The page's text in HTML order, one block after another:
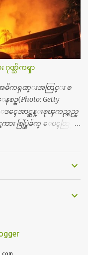
မိန္းမစိတ္ေပါက္မွန္း
ကို ေမာင္နွမ အားလံုး ၆
ေယာက္။ အစ္ကိုေတြက
အမေတြနဲ႔ဘဲ ေပါ
ာက္်ားဆုိ ေယာ
ေၾကာက္လည္း ေၾကာ
ယ္ေပါ့။ ေယာ
လည္း လုိက္စားေအာင္
ေက်ာင္းမွာဆုိရင္ ေ
စ္ မၾကားတၾကား စ
လးေတြ စတာေပါ့။
ဂုဏ္သိကၡာ
အဓိကရုဏ္းအတြင္း စ
ဥ္(Photo: Getty
ဒၚေအာင္ဆန္းစုၾကည္သည္
စြပ္စြဲခ်က္ ေပၚထြက္လာ
ေလွျဖင့္ကူးေျပးရန္
န္ ေ မာင္းထုတ္လိုက္သျ
ာျပသနာကို ေလ့လာလု